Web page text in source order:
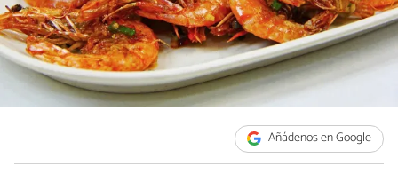
Añádenos en Google